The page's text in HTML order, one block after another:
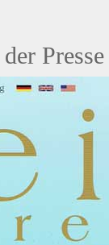
Presse